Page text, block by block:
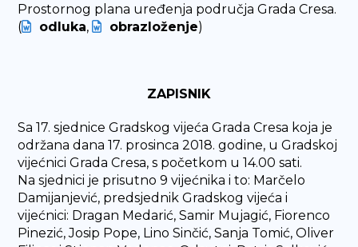
Prostornog plana uređenja područja Grada Cresa.
(
odluka, obrazloženje)
ZAPISNIK
Sa 17. sjednice Gradskog vijeća Grada Cresa koja je
održana dana 17. prosinca 2018. godine, u Gradskoj
vijećnici Grada Cresa, s početkom u 14.00 sati.
Na sjednici je prisutno 9 vijećnika i to: Marčelo
Damijanjević, predsjednik Gradskog vijeća i
vijećnici: Dragan Medarić, Samir Mujagić, Fiorenco
Pinezić, Josip Pope, Lino Sinčić, Sanja Tomić, Oliver